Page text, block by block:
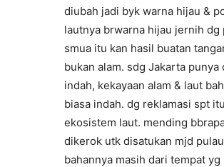
diubah jadi byk warna hijau &
lautnya brwarna hijau jernih dg
smua itu kan hasil buatan
bukan alam. sdg Jakarta punya
indah, kekayaan alam & laut
biasa indah. dg reklamasi spt
ekosistem laut. mending
dikerok utk disatukan mjd
bahannya masih dari tempat yg